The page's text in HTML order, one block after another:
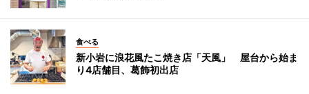
食べる
新小岩に浪花風たこ焼き店「天風」 屋台から始ま
り4店舗目、葛飾初出店